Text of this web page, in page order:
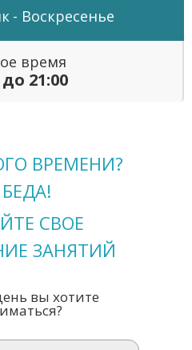
- Воскресенье
время
до 21:00
ВРЕМЕНИ?
СВОЕ
ЗАНЯТИЙ
вы хотите